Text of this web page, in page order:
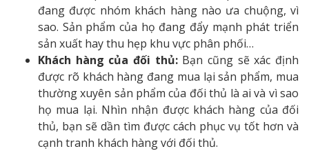
đang được nhóm khách hàng nào ưa chuộng, vì
sao. Sản phẩm của họ đang đẩy mạnh phát triển
sản xuất hay thu hẹp khu vực phân phối…
Khách hàng của đối thủ: Bạn cũng sẽ xác định
được rõ khách hàng đang mua lại sản phẩm, mua
thường xuyên sản phẩm của đối thủ là ai và vì sao
họ mua lại. Nhìn nhận được khách hàng của đối
thủ, bạn sẽ dần tìm được cách phục vụ tốt hơn và
cạnh tranh khách hàng với đối thủ.